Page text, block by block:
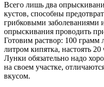
Всего лишь два
кустов, способны
грибковыми заболеваниями
опрыскивания проводить
Готовим раствор: 100 грамм
литром кипятка, настоять
Лунки обязательно надо
на своем участке,
вкусом.